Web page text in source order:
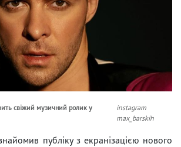
свіжий музичний ролик у
instagram
max_barskih
публіку з екранізацією нового